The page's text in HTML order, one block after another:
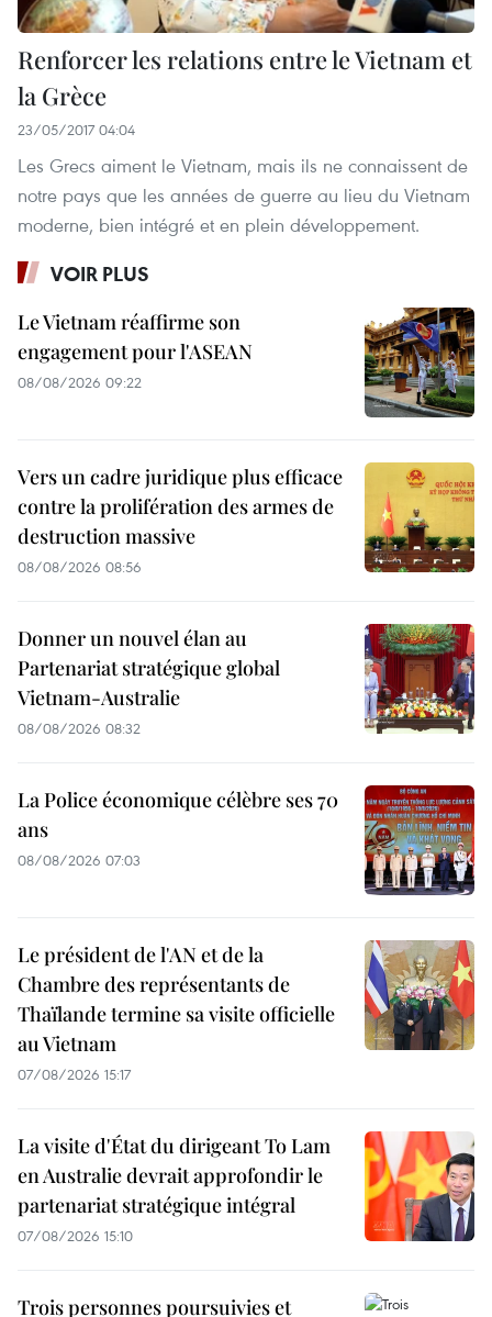
Renforcer les relations entre le Vietnam et
la Grèce
23/05/2017 04:04
Les Grecs aiment le Vietnam, mais ils ne connaissent de
notre pays que les années de guerre au lieu du Vietnam
moderne, bien intégré et en plein développement.
VOIR PLUS
Le Vietnam réaffirme son
engagement pour l'ASEAN
08/08/2026 09:22
Vers un cadre juridique plus efficace
contre la prolifération des armes de
destruction massive
08/08/2026 08:56
Donner un nouvel élan au
Partenariat stratégique global
Vietnam-Australie
08/08/2026 08:32
La Police économique célèbre ses 70
ans
08/08/2026 07:03
Le président de l'AN et de la
Chambre des représentants de
Thaïlande termine sa visite officielle
au Vietnam
07/08/2026 15:17
La visite d'État du dirigeant To Lam
en Australie devrait approfondir le
partenariat stratégique intégral
07/08/2026 15:10
Trois personnes poursuivies et